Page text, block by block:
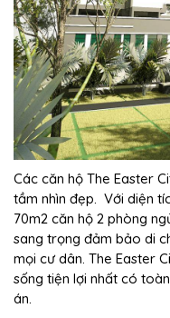
Các căn hộ The Easter
tầm nhìn đẹp. Với diện
70m2 căn hộ 2 phòng
sang trọng đảm bảo di
mọi cư dân. The Easter
sống tiện lợi nhất có
án.